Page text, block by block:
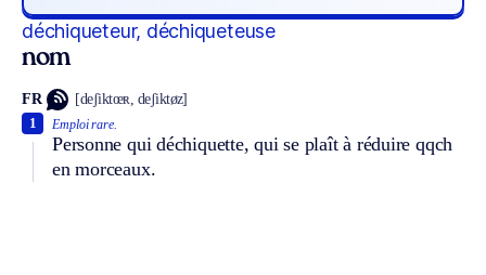
déchiqueteur, déchiqueteuse
nom
FR [deʃiktœʀ, deʃiktøz]
Emploi rare.
Personne qui déchiquette, qui se plaît à réduire qqch
en morceaux.
1